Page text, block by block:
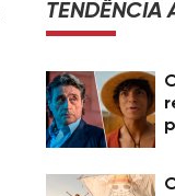
TENDÊNCIA